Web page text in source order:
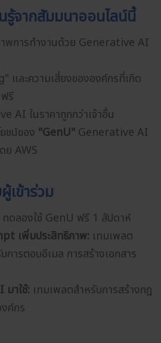
รู้จากสัมมนาออนไลน์นี้
าพการทำงานด้วย Generative AI
ละความเสี่ยงขององค์กรที่เกิด
รี
AI ในราคาถูกกว่าเจ้าอื่น
ชน์ของ "GenU" Generative AI
ย AWS
เข้าร่วม
ทดลองใช้ GenU ฟรี 1 สัปดาห์
เพิ่มประสิทธิภาพ: เทมเพลต
การตอบอีเมล การสร้างเอกสาร
มาใช้: เทมเพลตสำหรับการสร้างกฎ
ค์กร